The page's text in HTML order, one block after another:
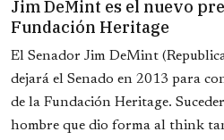
Jim DeMint es el nuevo
Fundación Heritage
El Senador Jim DeMint
dejará el Senado en 2013 para
de la Fundación Heritage.
hombre que dio forma al think